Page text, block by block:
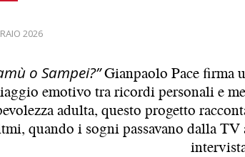
2026
o Sampei?”Gianpaolo Pace firma
emotivo tra ricordi personali e
adulta, questo progetto
quando i sogni passavano dalla